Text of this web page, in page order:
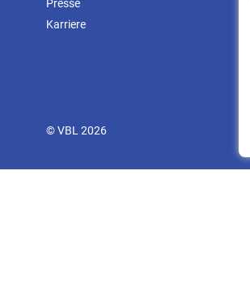
Presse
Karriere
© VBL 2026